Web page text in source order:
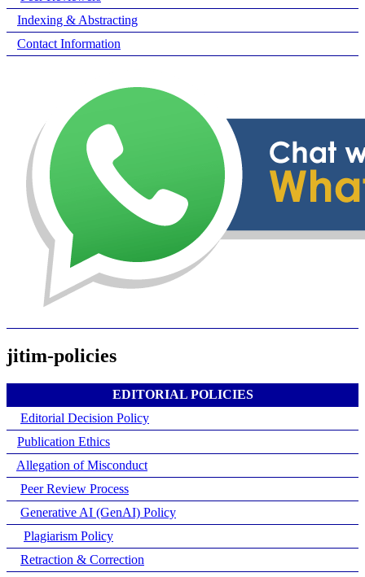
Indexing & Abstracting
Contact Information
jitim-policies
EDITORIAL POLICIES
Editorial Decision Policy
Publication Ethics
Allegation of Misconduct
Peer Review Process
Generative AI (GenAI) Policy
Plagiarism Policy
Retraction & Correction